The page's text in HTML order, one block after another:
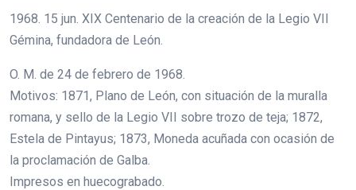
1968. 15 jun. XIX Centenario de la creación de la Legio VII
Gémina, fundadora de León.
O. M. de 24 de febrero de 1968.
Motivos: 1871, Plano de León, con situación de la muralla
romana, y sello de la Legio VII sobre trozo de teja; 1872,
Estela de Pintayus; 1873, Moneda acuñada con ocasión de
la proclamación de Galba.
Impresos en huecograbado.